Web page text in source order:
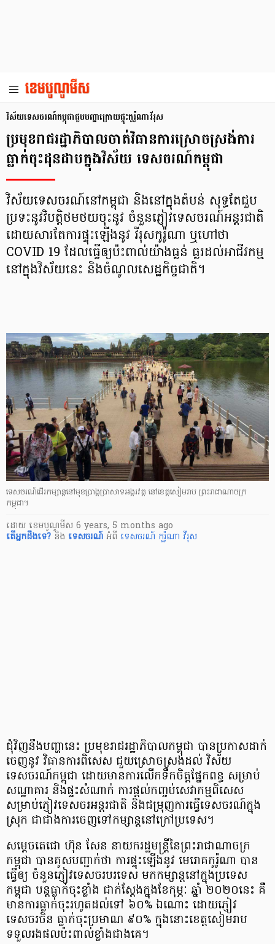
វិស័យទេសចរណ៍កម្ពុជាជួបបញ្ហាក្រោយផ្ទុះកូរ៉ូណាវីរុស
ប្រមុខរាជរដ្ឋាភិបាលចាត់វិធានការស្រោចស្រង់ការ
ធ្លាក់ចុះដុនដាបក្នុងវិស័យ ទេសចរណ៍កម្ពុជា
វិស័យទេសចរណ៍នៅកម្ពុជា និងនៅក្នុងតំបន់ សុទ្ធតែជួប
ប្រទះនូវវិបត្តិថមថយចុះនូវ ចំនួនភ្ញៀវទេសចរណ៍អន្តរជាតិ
ដោយសារតែការផ្ទុះឡើងនូវ វីរុសកូរ៉ូណា ឬហៅថា
COVID 19 ដែលធ្វើឲ្យប៉ះពាល់យ៉ាងធ្ងន់ ធ្ងរដល់អាជីវកម្ម
នៅក្នុងវិស័យនេះ និងចំណូលសេដ្ឋកិច្ចជាតិ។
ទេសចរណ៍​ដើរ​កម្សាន្ត​នៅ​មុខប្រាង្គ​ប្រាសាទ​អង្គរវត្ត នៅ​ខេត្ត​សៀមរាប ព្រះរាជាណាចក្រ​
កម្ពុជា។
ដោយ ​ ខេមបូណូមីស 6 years, 5 months ago
តើ​អ្នក​ដឹងទេ? និង ទេសចរណ៍ អំពី ទេសចរណ៍ កូរ៉ូណា វីរុស
ជុំវិញ​នឹង​បញ្ហា​នេះ ប្រមុខ​រាជរដ្ឋាភិបាល​កម្ពុជា បាន​ប្រកាស​ដាក់​
ចេញ​នូវ វិធានការ​ពិសេស ជួយ​ស្រោចស្រង់​ដល់ វិស័យ​
ទេសចរណ៍​កម្ពុជា ដោយ​មានការ​លើកទឹកចិត្ត​ផ្នែក​ពន្ធ សម្រាប់​
សណ្ឋាគារ និង​ផ្ទះសំណាក់ ការ​ផ្តល់​កញ្ចប់​សេវាកម្ម​ពិសេស​
សម្រាប់​ភ្ញៀវ​ទេសចរ​អន្តរជាតិ និង​ជម្រុញ​ការ​ធ្វើ​ទេសចរណ៍​ក្នុង
ស្រុក ជា​ជាង​ការ​ចេញ​ទៅ​កម្សាន្ត​នៅ​ក្រៅប្រទេស​។
សម្តេច​តេ​ជោ ហ៊ុន សែន នាយក​រដ្ឋមន្ត្រី​នៃ​ព្រះរាជាណាចក្រ​
កម្ពុជា បាន​គូសបញ្ជាក់​ថា ការ​ផ្ទុះ​ឡើង​នូវ មេរោគ​កូ​រ៉ូ​ណា បាន​
ធ្វើ​ឲ្យ ចំនួន​ភ្ញៀវ​ទេសចរ​បរទេស មក​កម្សាន្ត​នៅ​ក្នុង​ប្រទេស​
កម្ពុជា បន្ត​ធ្លាក់​ចុះ​ខ្លាំង ជាក់ស្តែង​ក្នុង​ខែកុម្ភៈ ឆ្នាំ ២០២០​នេះ គឺ​
មានការ​ធ្លាក់​ចុះ​រហូត​ដល់​ទៅ ៦០% ឯណោះ ដោយ​ភ្ញៀវ​
ទេសចរ​ចិន ធ្លាក់​ចុះ​ប្រមាណ ៩០% ក្នុង​នោះ​ខេត្តសៀមរាប
ទទួល​រង​ផល​ប៉ះពាល់​ខ្លាំង​ជាងគេ​។